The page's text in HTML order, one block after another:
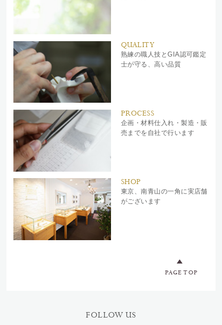
QUALITY
熟練の職人技とGIA認可鑑定
士が守る、高い品質
PROCESS
企画・材料仕入れ・製造・販
売までを自社で行います
SHOP
東京、南青山の一角に実店舗
がございます
PAGE TOP
FOLLOW US